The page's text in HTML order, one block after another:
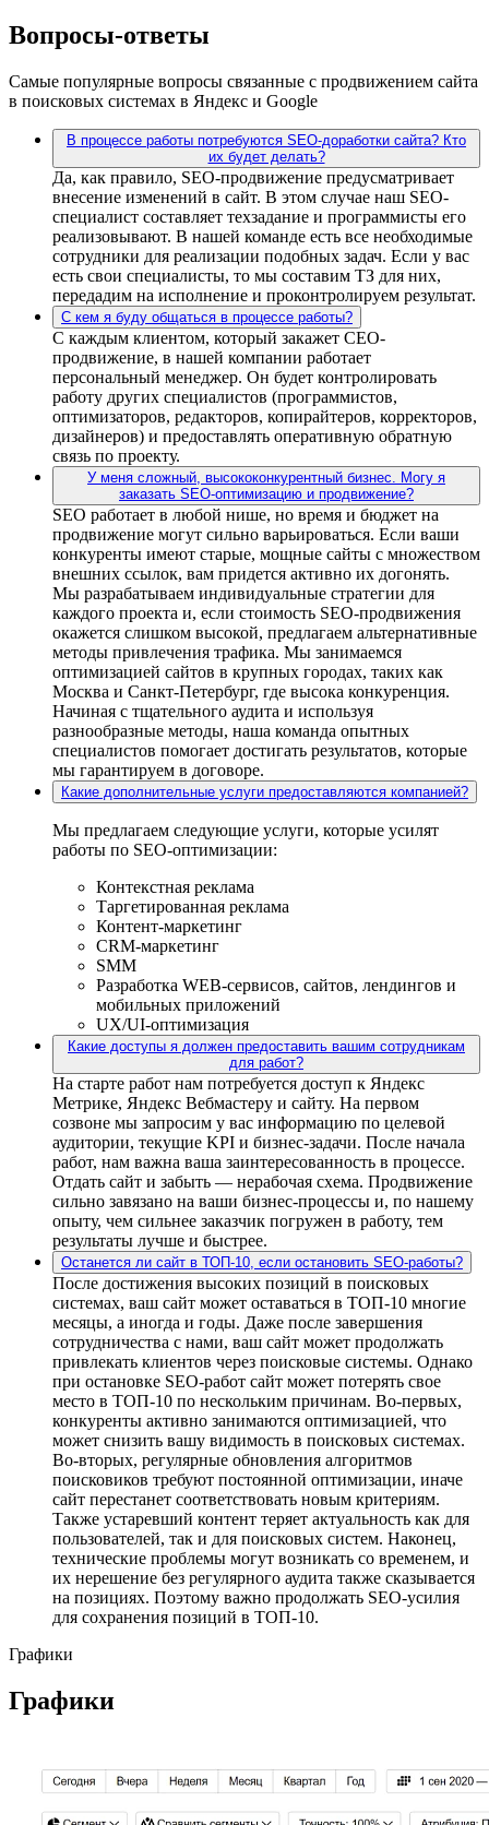
Вопросы-ответы
Самые популярные вопросы связанные с продвижением сайта
в поисковых системах в Яндекс и Google
В процессе работы потребуются SEO-доработки сайта? Кто
их будет делать?
Да, как правило, SEO-продвижение предусматривает
внесение изменений в сайт. В этом случае наш SEO-
специалист составляет техзадание и программисты его
реализовывают. В нашей команде есть все необходимые
сотрудники для реализации подобных задач. Если у вас
есть свои специалисты, то мы составим ТЗ для них,
передадим на исполнение и проконтролируем результат.
С кем я буду общаться в процессе работы?
С каждым клиентом, который закажет СЕО-
продвижение, в нашей компании работает
персональный менеджер. Он будет контролировать
работу других специалистов (программистов,
оптимизаторов, редакторов, копирайтеров, корректоров,
дизайнеров) и предоставлять оперативную обратную
связь по проекту.
У меня сложный, высококонкурентный бизнес. Могу я
заказать SEO-оптимизацию и продвижение?
SEO работает в любой нише, но время и бюджет на
продвижение могут сильно варьироваться. Если ваши
конкуренты имеют старые, мощные сайты с множеством
внешних ссылок, вам придется активно их догонять.
Мы разрабатываем индивидуальные стратегии для
каждого проекта и, если стоимость SEO-продвижения
окажется слишком высокой, предлагаем альтернативные
методы привлечения трафика. Мы занимаемся
оптимизацией сайтов в крупных городах, таких как
Москва и Санкт-Петербург, где высока конкуренция.
Начиная с тщательного аудита и используя
разнообразные методы, наша команда опытных
специалистов помогает достигать результатов, которые
мы гарантируем в договоре.
Какие дополнительные услуги предоставляются компанией?
Мы предлагаем следующие услуги, которые усилят
работы по SEO-оптимизации:
Контекстная реклама
Таргетированная реклама
Контент-маркетинг
CRM-маркетинг
SMM
Разработка WEB-сервисов, сайтов, лендингов и
мобильных приложений
UX/UI-оптимизация
Какие доступы я должен предоставить вашим сотрудникам
для работ?
На старте работ нам потребуется доступ к Яндекс
Метрике, Яндекс Вебмастеру и сайту. На первом
созвоне мы запросим у вас информацию по целевой
аудитории, текущие KPI и бизнес-задачи. После начала
работ, нам важна ваша заинтересованность в процессе.
Отдать сайт и забыть — нерабочая схема. Продвижение
сильно завязано на ваши бизнес-процессы и, по нашему
опыту, чем сильнее заказчик погружен в работу, тем
результаты лучше и быстрее.
Останется ли сайт в ТОП-10, если остановить SEO-работы?
После достижения высоких позиций в поисковых
системах, ваш сайт может оставаться в ТОП-10 многие
месяцы, а иногда и годы. Даже после завершения
сотрудничества с нами, ваш сайт может продолжать
привлекать клиентов через поисковые системы. Однако
при остановке SEO-работ сайт может потерять свое
место в ТОП-10 по нескольким причинам. Во-первых,
конкуренты активно занимаются оптимизацией, что
может снизить вашу видимость в поисковых системах.
Во-вторых, регулярные обновления алгоритмов
поисковиков требуют постоянной оптимизации, иначе
сайт перестанет соответствовать новым критериям.
Также устаревший контент теряет актуальность как для
пользователей, так и для поисковых систем. Наконец,
технические проблемы могут возникать со временем, и
их нерешение без регулярного аудита также сказывается
на позициях. Поэтому важно продолжать SEO-усилия
для сохранения позиций в ТОП-10.
Графики
Графики